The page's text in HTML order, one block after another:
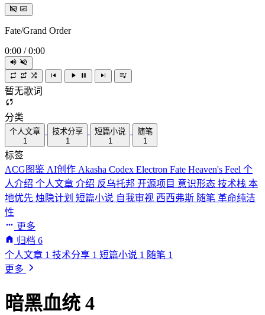
Fate/Grand Order
0:00 / 0:00
暂无歌词
分类
个人文章
1
技术分享
1
短篇小说
1
随笔
1
标签
ACG图鉴 AI创作 Akasha Codex Electron Fate Heaven's Feel 个
人介绍 个人文章 介绍 反乌托邦 开源项目 意识形态 技术栈 本
地优先 烛隐计划 短篇小说 自我审视 西西弗斯 随笔 革命纯洁
性
更多
归档 6
个人文章 1 技术分享 1 短篇小说 1 随笔 1
更多
暗黑血统 4